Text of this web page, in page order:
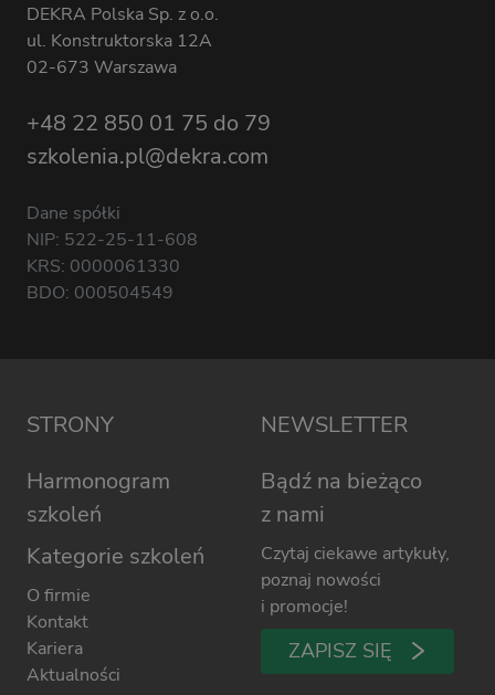
DEKRA Polska Sp. z o.o.
ul. Konstruktorska 12A
02-673 Warszawa
+48 22 850 01 75 do 79
szkolenia.pl@dekra.com
Dane spółki
NIP: 522-25-11-608
KRS: 0000061330
BDO: 000504549
STRONY
Harmonogram
szkoleń
Kategorie szkoleń
O firmie
Kontakt
Kariera
Aktualności
NEWSLETTER
Bądź na bieżąco
z nami
Czytaj ciekawe artykuły,
poznaj nowości
i promocje!
ZAPISZ SIĘ